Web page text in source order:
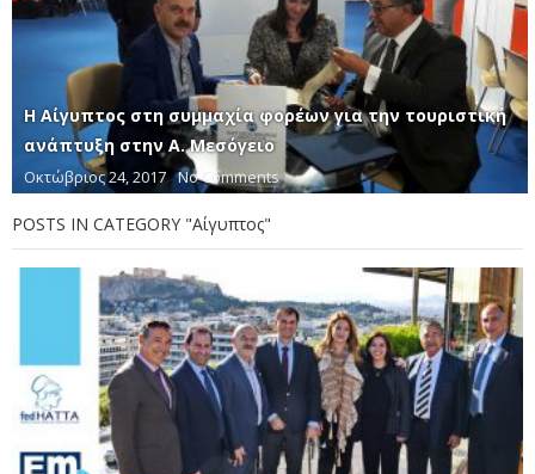
Η Αίγυπτος στη συμμαχία φορέων για την τουριστική
ανάπτυξη στην Α. Μεσόγειο
Οκτώβριος 24, 2017 No Comments
POSTS IN CATEGORY "Αίγυπτος"